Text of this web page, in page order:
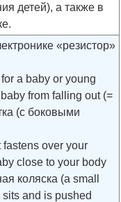
детей), а также в
«резистор»
a baby or young
from falling out (=
(с боковыми
over your
close to your body
коляска (a small
and is pushed